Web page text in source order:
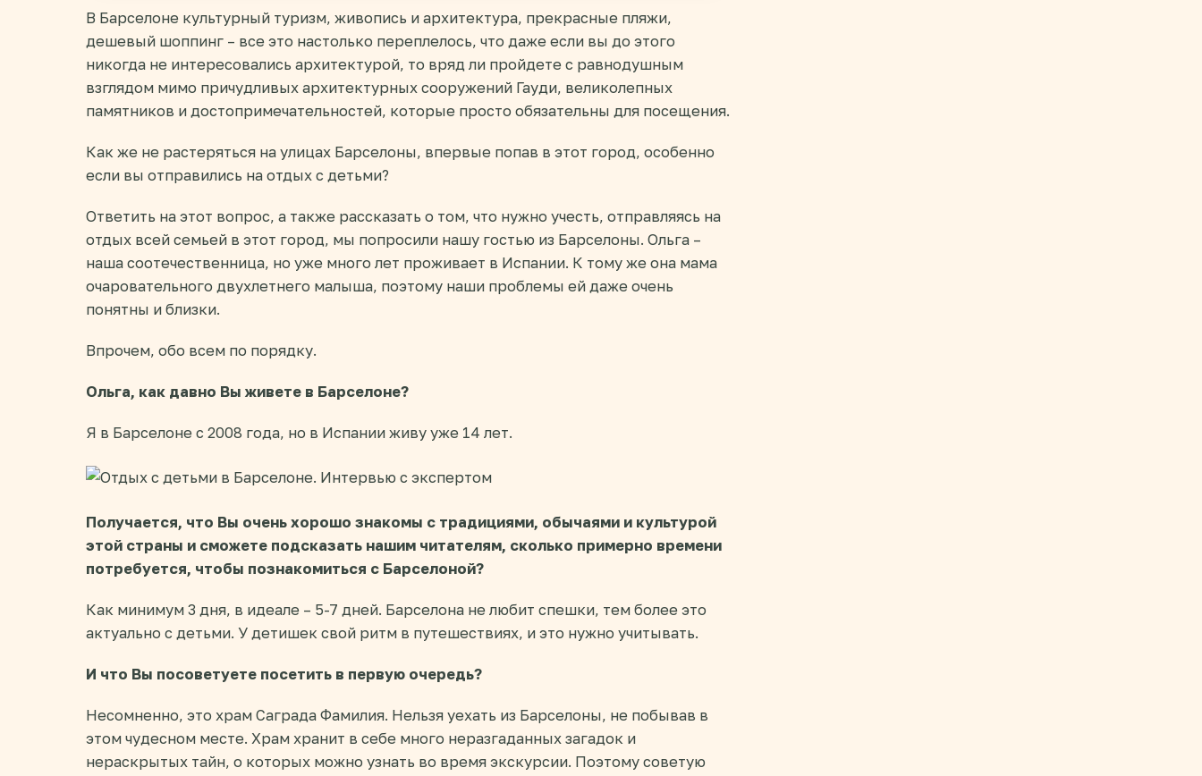
В Барселоне культурный туризм, живопись и архитектура, прекрасные пляжи,
дешевый шоппинг – все это настолько переплелось, что даже если вы до этого
никогда не интересовались архитектурой, то вряд ли пройдете с равнодушным
взглядом мимо причудливых архитектурных сооружений Гауди, великолепных
памятников и достопримечательностей, которые просто обязательны для посещения.
Как же не растеряться на улицах Барселоны, впервые попав в этот город, особенно
если вы отправились на отдых с детьми?
Ответить на этот вопрос, а также рассказать о том, что нужно учесть, отправляясь на
отдых всей семьей в этот город, мы попросили нашу гостью из Барселоны. Ольга –
наша соотечественница, но уже много лет проживает в Испании. К тому же она мама
очаровательного двухлетнего малыша, поэтому наши проблемы ей даже очень
понятны и близки.
Впрочем, обо всем по порядку.
Ольга, как давно Вы живете в Барселоне?
Я в Барселоне с 2008 года, но в Испании живу уже 14 лет.
Получается, что Вы очень хорошо знакомы с традициями, обычаями и культурой
этой страны и сможете подсказать нашим читателям, сколько примерно времени
потребуется, чтобы познакомиться с Барселоной?
Как минимум 3 дня, в идеале – 5-7 дней. Барселона не любит спешки, тем более это
актуально с детьми. У детишек свой ритм в путешествиях, и это нужно учитывать.
И что Вы посоветуете посетить в первую очередь?
Несомненно, это храм Саграда Фамилия. Нельзя уехать из Барселоны, не побывав в
этом чудесном месте. Храм хранит в себе много неразгаданных загадок и
нераскрытых тайн, о которых можно узнать во время экскурсии. Поэтому советую